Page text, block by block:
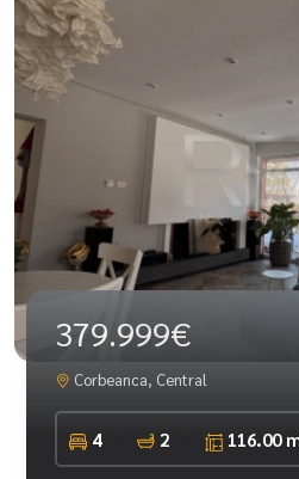
379.999€
Corbeanca, Central
4 2 116.00